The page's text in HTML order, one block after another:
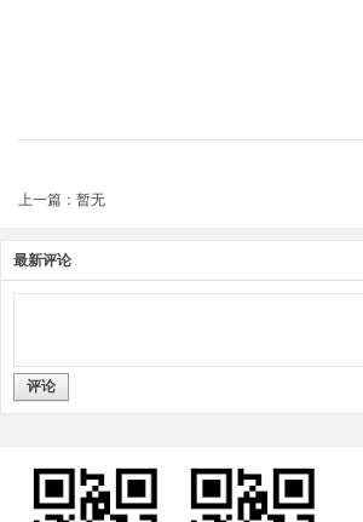
上一篇：暂无
最新评论
评论